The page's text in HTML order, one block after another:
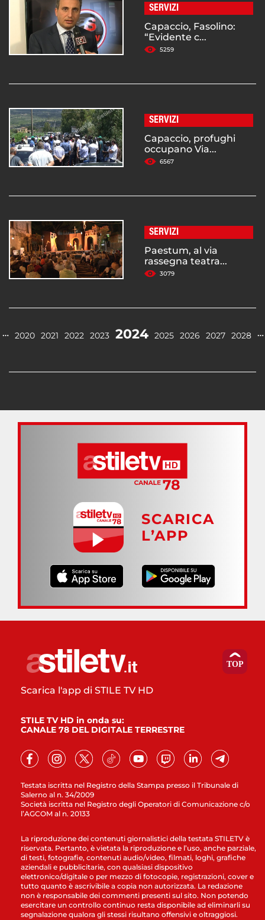
SERVIZI
Capaccio, Fasolino:
“Evidente c...
5259
SERVIZI
Capaccio, profughi
occupano Via...
6567
SERVIZI
Paestum, al via
rassegna teatra...
3079
… 2020 2021 2022 2023 2024 2025 2026 2027 2028 …
SCARICA
L’APP
Testata iscritta nel Registro della Stampa presso il Tribunale di
Salerno al n. 34/2009
Società iscritta nel Registro degli Operatori di Comunicazione c/o
l’AGCOM al n. 20133
Scarica l'app di STILE TV HD
STILE TV HD in onda su:
CANALE 78 DEL DIGITALE TERRESTRE
La riproduzione dei contenuti giornalistici della testata STILETV è
riservata. Pertanto, è vietata la riproduzione e l’uso, anche parziale,
di testi, fotografie, contenuti audio/video, filmati, loghi, grafiche
aziendali e pubblicitarie, con qualsiasi dispositivo
elettronico/digitale o per mezzo di fotocopie, registrazioni, cover e
tutto quanto è ascrivibile a copia non autorizzata. La redazione
non è responsabile dei commenti presenti sul sito. Non potendo
esercitare un controllo continuo resta disponibile ad eliminarli su
segnalazione qualora gli stessi risultano offensivi e oltraggiosi.